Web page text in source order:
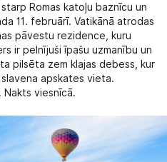
Romas katoļu baznīcu un
11. februārī. Vatikānā atrodas
pāvestu rezidence, kuru
ir pelnījuši īpašu uzmanību un
pilsēta zem klajas debess, kur
apskates vieta.
Nakts viesnīcā.